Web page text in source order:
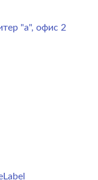
"a", офис 2